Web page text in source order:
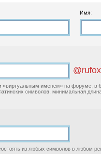
Имя:
«виртуальным именем» на форуме, в
символов, минимальная
из любых символов в любом